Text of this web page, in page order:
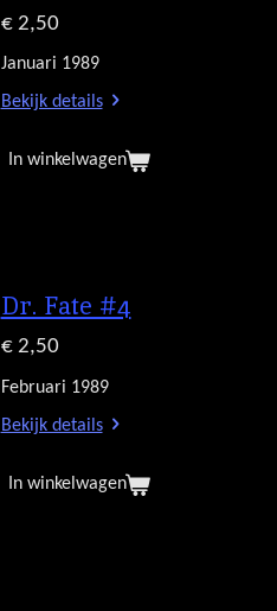
€ 2,50
Januari 1989
Bekijk details
In winkelwagen
Dr. Fate #4
€ 2,50
Februari 1989
Bekijk details
In winkelwagen